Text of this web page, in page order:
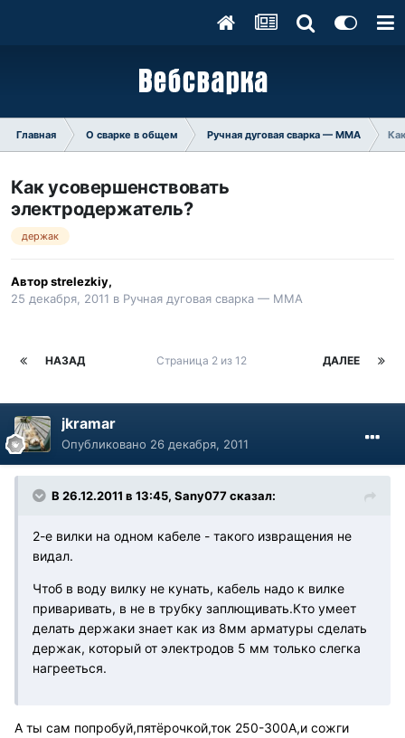
Главная О сварке в общем Ручная дуговая сварка — ММA
Как усовершенствовать
электродержатель?
держак
Авторstrelezkiy,
25 декабря, 2011 в Ручная дуговая сварка — ММA
НАЗАД ДАЛЕЕ
Страница 2 из 12
jkramar
Опубликовано 26 декабря, 2011
В 26.12.2011 в 13:45, Sany077 сказал:
2-е вилки на одном кабеле - такого извращения не
видал.
Чтоб в воду вилку не кунать, кабель надо к вилке
приваривать, в не в трубку заплющивать.Кто умеет
делать держаки знает как из 8мм арматуры сделать
держак, который от электродов 5 мм только слегка
нагрееться.
А ты сам попробуй,пятёрочкой,ток 250-300А,и сожги